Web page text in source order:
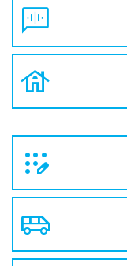
voice_chat
house
app_registration
airport_shuttle